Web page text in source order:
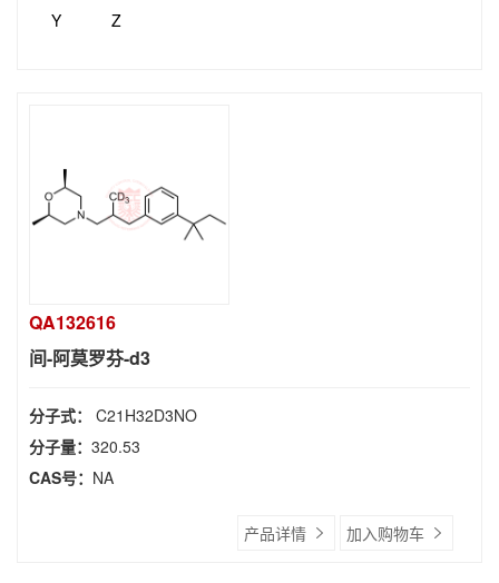
Y
Z
QA132616
间-阿莫罗芬-d3
分子式： C21H32D3NO
分子量： 320.53
CAS号： NA
产品详情 加入购物车